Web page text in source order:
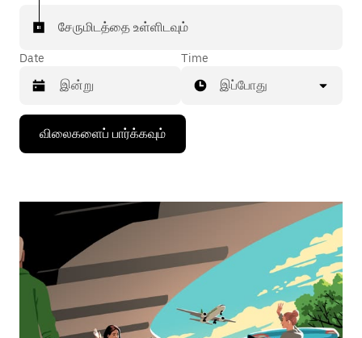
சேருமிடத்தை உள்ளிடவும்
Date
கீழ்நோக்கிய
அம்புக்குறியை
அழுத்தி
தேர்ந்தெடுக்கவும்.
மூட
எஸ்கேப்
பொத்தான்
அழுத்தவும்.
Time
இப்போது
விலைகளைப் பார்க்கவும்